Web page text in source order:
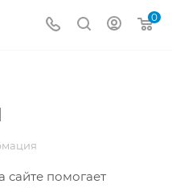
0
помогает